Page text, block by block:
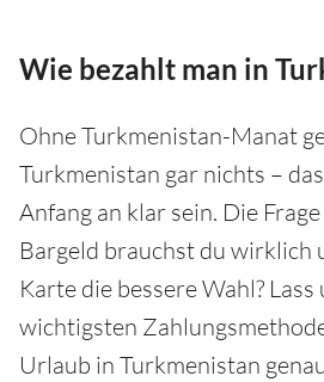
Wie bezahlt man in
Ohne Turkmenistan-Manat
Turkmenistan gar nichts –
Anfang an klar sein. Die
Bargeld brauchst du wirklich
Karte die bessere Wahl?
wichtigsten
Urlaub in Turkmenistan